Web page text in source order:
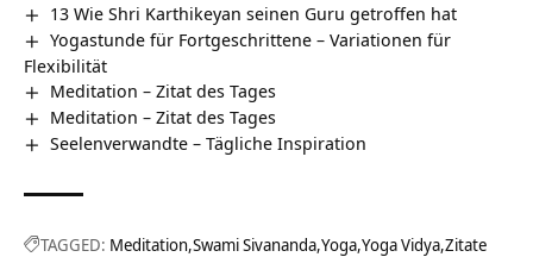
13 Wie Shri Karthikeyan seinen Guru getroffen hat
Yogastunde für Fortgeschrittene – Variationen für
Flexibilität
Meditation – Zitat des Tages
Meditation – Zitat des Tages
Seelenverwandte – Tägliche Inspiration
TAGGED: Meditation Swami Sivananda Yoga Yoga Vidya Zitate